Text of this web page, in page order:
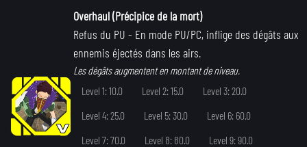
Overhaul (Précipice de la mort)
Refus du PU - En mode PU/PC, inflige des dégâts aux
ennemis éjectés dans les airs.
Les dégâts augmentent en montant de niveau.
Level 1: 10.0
Level 2: 15.0
Level 3: 20.0
Level 4: 25.0
Level 5: 30.0
Level 6: 60.0
Level 7: 70.0
Level 8: 80.0
Level 9: 90.0